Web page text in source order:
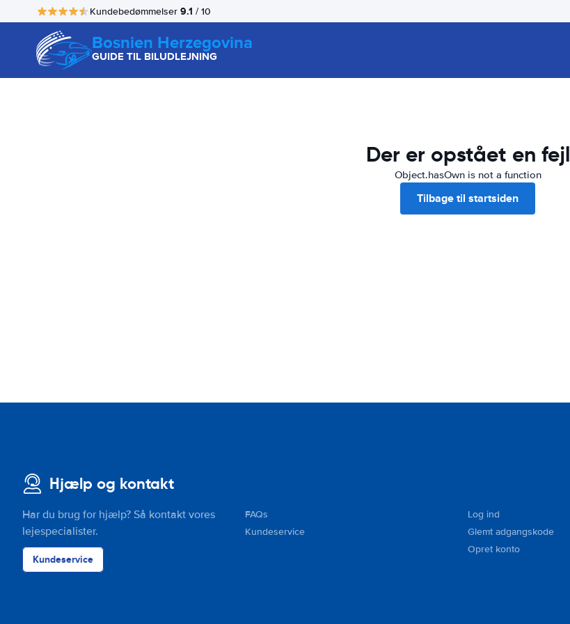
Kundebedømmelser 9.1 / 10
Bosnien Herzegovina
GUIDE TIL BILUDLEJNING
Der er opstået en fejl
Object.hasOwn is not a function
Tilbage til startsiden
Hjælp og kontakt
Har du brug for hjælp? Så kontakt vores
lejespecialister.
Kundeservice
FAQs
Kundeservice
Log ind
Glemt adgangskode
Opret konto